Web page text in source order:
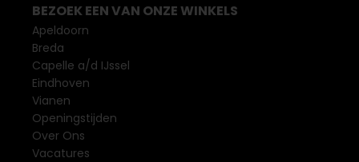
BEZOEK EEN VAN ONZE WINKELS
Apeldoorn
Breda
Capelle a/d IJssel
Eindhoven
Vianen
Openingstijden
Over Ons
Vacatures